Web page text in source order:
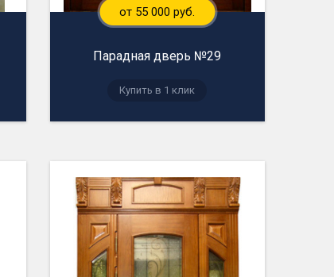
от 55 000 руб.
Парадная дверь №29
Купить в 1 клик